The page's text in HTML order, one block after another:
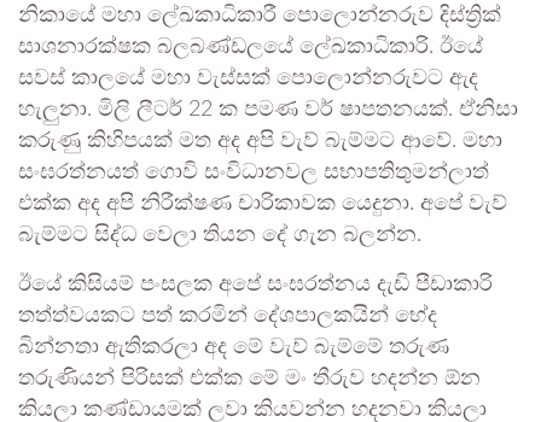
නිකායේ මහා ලේඛකාධිකාරී පොලොන්නරුව දිස්ත්‍රික්
සාශනාරක්ෂක බලබණ්ඩලයේ ලේඛකාධිකාරි. ඊයේ
සවස් කාලයේ මහා වැස්සක් පොලොන්නරුවට ඇද
හැලුනා. මිලි ලීටර් 22 ක පමණ වර් ෂාපතනයක්. ඒනිසා
කරුණු කිහිපයක් මත අද අපි වැව් බැම්මට ආවේ. මහා
සංඝරත්නයත් ගොවි සංවිධානවල සභාපතිතුමන්ලාත්
එක්ක අද අපි නිරීක්ෂණ චාරිකාවක යෙදුනා. අපේ වැව්
බැම්මට සිද්ධ වෙලා තියන දේ ගැන බලන්න.
ඊයේ කිසියම් පංසලක අපේ සංඝරත්නය දැඩි පීඩාකාරි
තත්ත්වයකට පත් කරමින් දේශපාලකයින් භේද
බින්නතා ඇතිකරලා අද මේ වැව් බැම්මේ තරුණ
තරුණියන් පිරිසක් එක්ක මේ මං තීරුව හදන්න ඕන
කියලා කණ්ඩායමක් ලවා කියවන්න හදනවා කියලා